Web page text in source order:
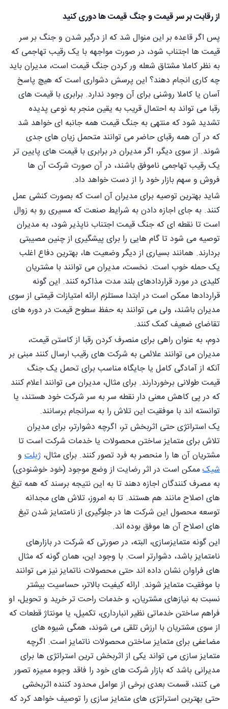
از رقابت بر سر قیمت و جنگ قیمت ها دوری کنید
پس اگر قاعده بر این منوال شد که از درگیر شدن و جنگ بر سر
قیمت ها اجتناب شود، در صورت مواجهه با یک رقیب تهاجمی که
به نظر کاملا مشتاق شعله ور کردن جنگ قیمت است، مدیران باید
چه کاری انجام دهند؟ این پرسش دشواری است که هیچ پاسخ
آسان یا کاملا روشنی برای آن وجود ندارد. برابری با قیمت های
رقبا می تواند به احتمال قریب به یقین منجر به نوعی پدیده
تشدید شود که منتهی به جنگ قیمت همه جانبه ای خواهد شد
که در آن همه رقبای حاضر می توانند متحمل زیان های جدی
شوند. از سوی دیگر، اگر مدیران در برابری با قیمت های پایین تر
یک رقیب تهاجمی ناموفق باشند، در آن صورت شرکت آن ها
فروش و سهم بازار خود را از دست خواهد داد.
شاید بهترین توصیه برای مدیران آن است که بصورت کنشی عمل
کنند. به جای اجازه دادن به شرایط صنعت که مسیری رو به زوال
است تا نقطه ای که جنگ قیمت اجتناب ناپذیر شود، به مدیران
توصیه می شود تا گام هایی را برای پیشگیری از چنین مصیبتی
بردارند. همانند بسیاری از دیگر وضعیت ها، بهترین دفاع اغلب
یک حمله خوب است. نخست، مدیران می توانند با مشتریان
کلیدی در مورد قراردادهای بلند مدت مذاکره کنند. این گونه
قراردادها ممکن است در ابتدا مستلزم ارائه امتیازات قیمتی از سوی
مدیران باشند، ولی می توانند به حفظ سطوح قیمت در دوره های
تقاضای ضعیف کمک کنند.
دوم، به عنوان راهی برای منصرف کردن رقبا از کاستن قیمت،
مدیران می توانند علائمی به شرکت های رقیب ارسال کنند مبنی بر
آنکه از آمادگی کامل یا جایگاه مناسب برای تحمل یک جنگ
قیمت طولانی برخوردارند. برای مثال، مدیران می توانند اعلام کنند
که در پی کاهش معنی دار نقطه سر به سر شرکت خود هستند، یا
توانسته اند با موفقیت این تلاش را به سرانجام برسانند.
یک استراتژی حتی اثربخش تر، اگرچه دشوارتر، برای مدیران
تلاش برای متمایز ساختن محصولات یا خدمات شرکت است تا
مشتریان آن ها را منحصر به فرد تصور کنند. برای مثال، ژیلت و
شیکممکن است در اثر رضایت از وضع موجود (خود خوشنودی)
به مصرف کنندگان اجازه دهند تا به این نتیجه برسند که همه تیغ
های اصلاح مانند هم هستند. تا به امروز، تلاش های مجدانه
توسعه محصول این شرکت ها در جلوگیری از نامتمایز شدن تیغ
های اصلاح آن ها موفق بوده اند.
این گونه متمایزسازی، البته، در صورتی که شرکت در بازارهای
نامتمایز باشد، دشوارتر است. با وجود این، همان گونه که مثال
های فراوان نشان داده اند حتی محصولات ناتمایز نیز می توانند
با موفقیت متمایز شوند. ارائه کیفیت بالاتر، حساسیت بیشتر
نسبت به نیازهای مشتریان، و خدمات راحت تر خرید و تحویل، او
فراهم ساختن خدماتی نظیر انبارداری، تکمیل، یا مونتاژ قطعات که
از سوی مشتریان با ارزش تلقی می شوند، همگی شیوه های
مضاعفی برای متمایز ساختن محصولات ناتمایز است. اگرچه
متمایز سازی می تواند یکی از اثربخش ترین استراتژی ها برای
مدیرانی باشد که بازار شرکت های خود را فاقد وجوه مميزه تصور
می کنند، قسمت بعدی برخی از عوامل محدود کننده اثربخشی
حتی بهترین استراتژی های متمایز سازی را توصیف خواهد کرد که